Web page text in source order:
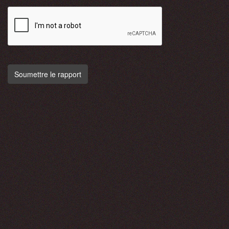
Soumettre le rapport